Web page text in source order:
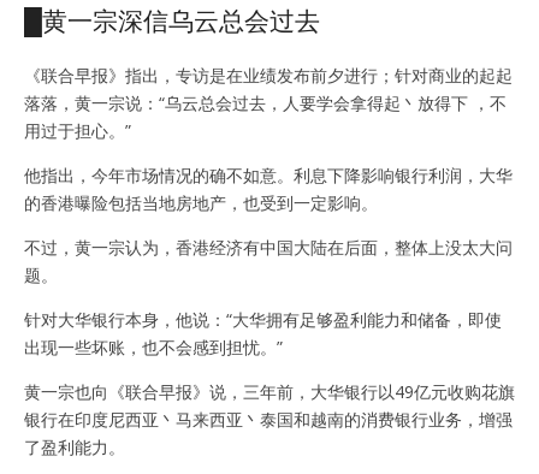
█黄一宗深信乌云总会过去
《联合早报》指出，专访是在业绩发布前夕进行；针对商业的起起
落落，黄一宗说：“乌云总会过去，人要学会拿得起丶放得下 ，不
用过于担心。”
他指出，今年市场情况的确不如意。利息下降影响银行利润，大华
的香港曝险包括当地房地产，也受到一定影响。
不过，黄一宗认为，香港经济有中国大陆在后面，整体上没太大问
题。
针对大华银行本身，他说：“大华拥有足够盈利能力和储备，即使
出现一些坏账，也不会感到担忧。”
黄一宗也向《联合早报》说，三年前，大华银行以49亿元收购花旗
银行在印度尼西亚丶马来西亚丶泰国和越南的消费银行业务，增强
了盈利能力。